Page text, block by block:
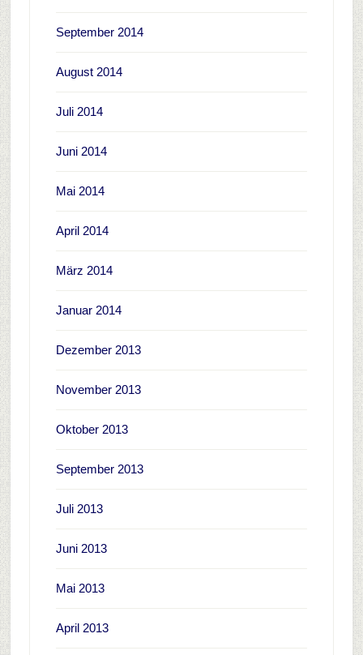
September 2014
August 2014
Juli 2014
Juni 2014
Mai 2014
April 2014
März 2014
Januar 2014
Dezember 2013
November 2013
Oktober 2013
September 2013
Juli 2013
Juni 2013
Mai 2013
April 2013